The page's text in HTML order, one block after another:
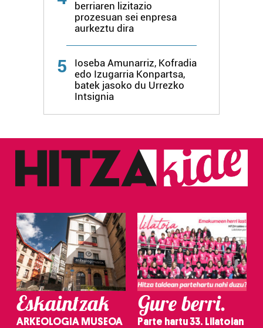
berriaren lizitazio
prozesuan sei enpresa
aurkeztu dira
5
Ioseba Amunarriz, Kofradia
edo Izugarria Konpartsa,
batek jasoko du Urrezko
Intsignia
Eskaintzak
ARKEOLOGIA MUSEOA
Gure berri.
Parte hartu 33. Lilatoian